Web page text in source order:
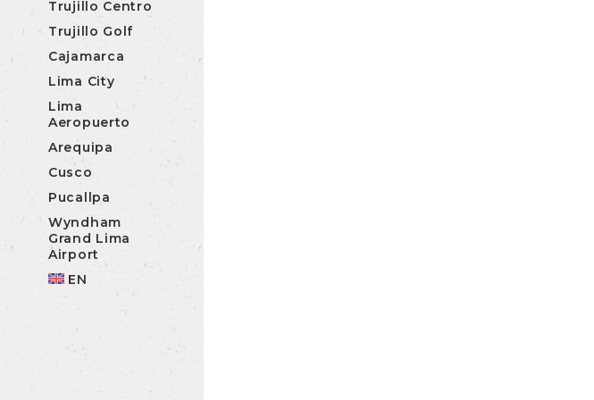
Trujillo Centro
Trujillo Golf
Cajamarca
Lima City
Lima
Aeropuerto
Arequipa
Cusco
Pucallpa
Wyndham
Grand Lima
Airport
EN